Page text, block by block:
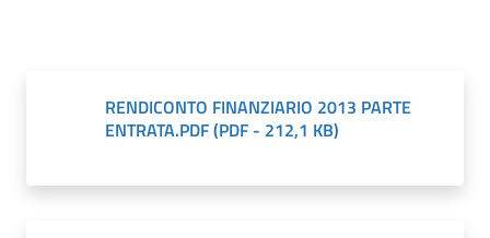
il
RENDICONTO FINANZIARIO 2013 PARTE
ENTRATA.PDF(PDF - 212,1 KB)